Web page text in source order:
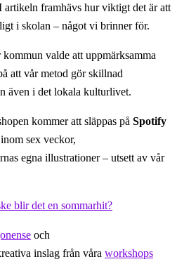
framhävs hur viktigt det är att
i skolan – något vi brinner för.
valde att uppmärksamma
att vår metod gör skillnad
även i det lokala kulturlivet.
kommer att släppas på Spotify
sex veckor,
egna illustrationer – utsett av vår
blir det en sommarhit?
och
inslag från våra workshops